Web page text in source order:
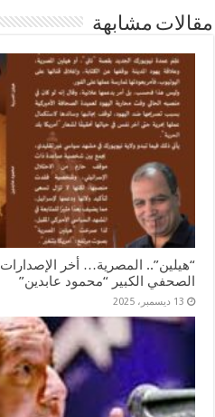
مقالات مشابهة
“هيلين”.. المصرية… أخر الإصدارات
الصحفي الكبير “محمود عابدين”
13 ديسمبر، 2025